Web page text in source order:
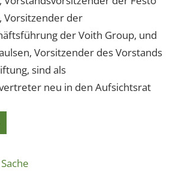
Vorsitzender der
der Voith Group, und
Vorsitzender des Vorstands
sind als
neu in den Aufsichtsrat